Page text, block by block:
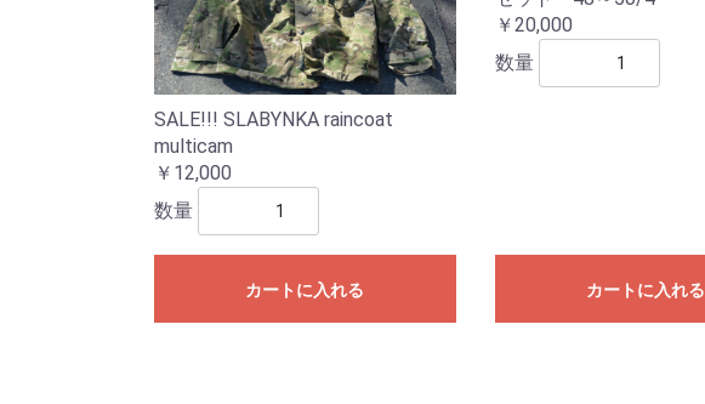
SALE!!! SLABYNKA raincoat
multicam
￥12,000
数量
カートに入れる
￥20,000
数量
カートに入れる